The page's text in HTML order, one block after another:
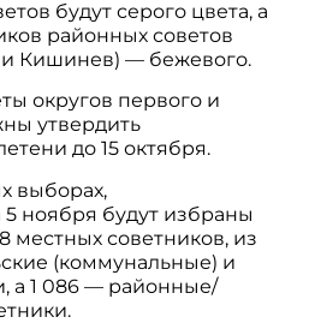
будут серого цвета, а
районных советов
Кишинев) — бежевого.
округов первого и
утвердить
до 15 октября.
выборах,
ноября будут избраны
местных советников, из
(коммунальные) и
а 1 086 — районные/